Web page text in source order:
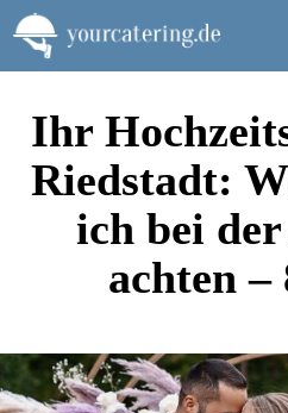
Zum
Inhalt
springen
Ihr
Riedstadt:
ich bei
achten –